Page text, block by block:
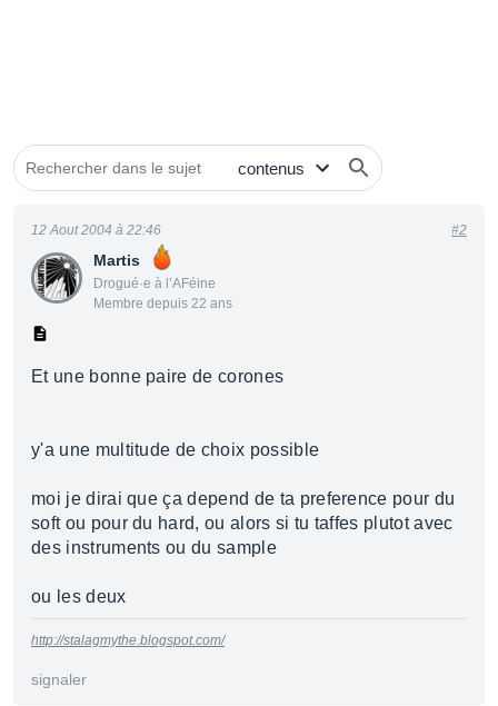
Martis
Drogué·e à l’AFéine
Membre depuis 22 ans
12 Aout 2004 à 22:46 #2
Et une bonne paire de corones
y'a une multitude de choix possible
moi je dirai que ça depend de ta preference pour du
soft ou pour du hard, ou alors si tu taffes plutot avec
des instruments ou du sample
ou les deux
http://stalagmythe.blogspot.com/
signaler